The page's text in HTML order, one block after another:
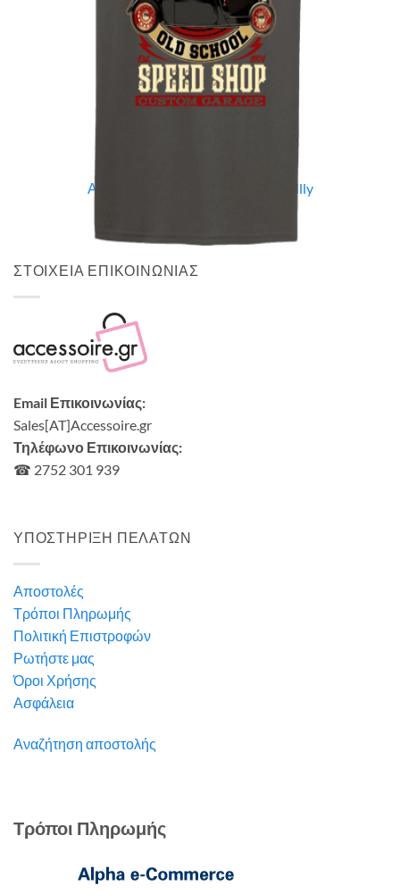
Ανδρική μπλούζα Vintage Rockabilly
ΣΤΟΙΧΕΙΑ ΕΠΙΚΟΙΝΩΝΙΑΣ
Email Επικοινωνίας:
Sales[AT]Accessoire.gr
Τηλέφωνο Επικοινωνίας:
☎ 2752 301 939
ΥΠΟΣΤΗΡΙΞΗ ΠΕΛΑΤΩΝ
Αποστολές
Τρόποι Πληρωμής
Πολιτική Επιστροφών
Ρωτήστε μας
Όροι Χρήσης
Ασφάλεια
Αναζήτηση αποστολής
Τρόποι Πληρωμής